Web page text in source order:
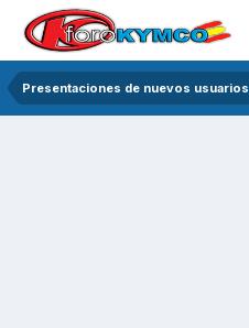
Presentaciones de nuevos usuarios